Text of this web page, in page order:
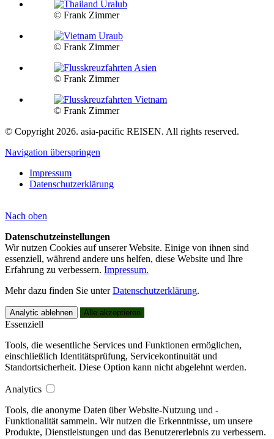
© Frank Zimmer
© Frank Zimmer
© Frank Zimmer
© Frank Zimmer
© Copyright 2026. asia-pacific REISEN. All rights reserved.
Navigation überspringen
Impressum
Datenschutzerklärung
Nach oben
Datenschutzeinstellungen
Wir nutzen Cookies auf unserer Website. Einige von ihnen sind
essenziell, während andere uns helfen, diese Website und Ihre
Erfahrung zu verbessern. Impressum.
Mehr dazu finden Sie unterDatenschutzerklärung.
Analytic ablehnen Alle akzeptieren
Essenziell
Tools, die wesentliche Services und Funktionen ermöglichen,
einschließlich Identitätsprüfung, Servicekontinuität und
Standortsicherheit. Diese Option kann nicht abgelehnt werden.
Analytics
Tools, die anonyme Daten über Website-Nutzung und -
Funktionalität sammeln. Wir nutzen die Erkenntnisse, um unsere
Produkte, Dienstleistungen und das Benutzererlebnis zu verbessern.